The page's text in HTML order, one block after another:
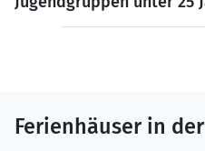
Ferienhäuser in